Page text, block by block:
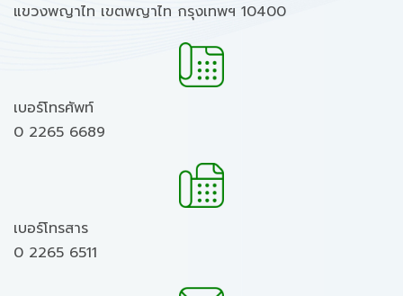
แขวงพญาไท เขตพญาไท กรุงเทพฯ 10400
เบอร์โทรศัพท์
0 2265 6689
เบอร์โทรสาร
0 2265 6511